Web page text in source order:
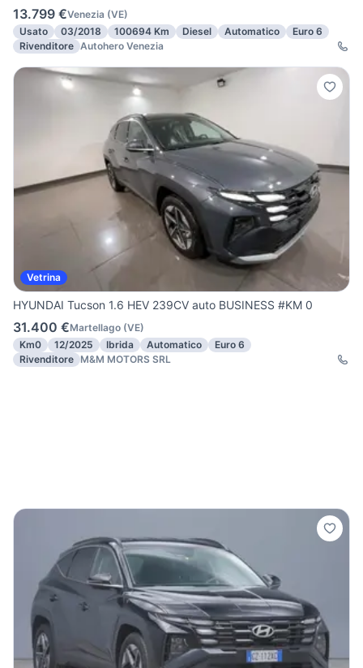
13.799 €Venezia (VE)
Usato
03/2018 100694 Km Diesel Automatico
Euro 6
Rivenditore Autohero Venezia
Vetrina
HYUNDAI Tucson 1.6 HEV 239CV auto BUSINESS #KM 0
31.400 €Martellago (VE)
Km0
12/2025 Ibrida Automatico
Euro 6
Rivenditore M&M MOTORS SRL